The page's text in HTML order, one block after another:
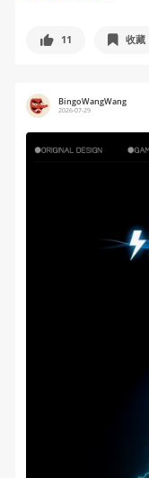
11 收藏
BingoWangWang
2026-07-29